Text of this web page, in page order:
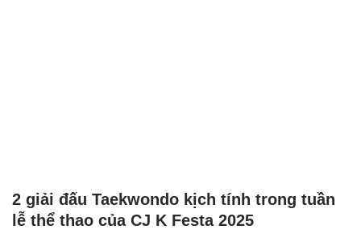
2 giải đấu Taekwondo kịch tính trong tuần
lễ thể thao của CJ K Festa 2025